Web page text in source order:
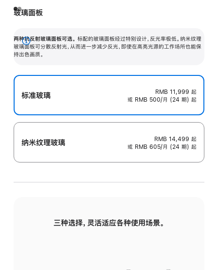
玻璃面板
两种抗反射玻璃面板可选。 标配的玻璃面板经过特别设计，反光率极低。纳米纹理
玻璃面板可分散反射光，从而进一步减少反光，即使在高亮光源的工作场所也能保
持出色画质。
展
开
标准玻璃 RMB 11,999 起
或 RMB 500/月 (24 期) 起
纳米纹理玻璃 RMB 14,499 起
或 RMB 605/月 (24 期) 起
三种选择，灵活适应各种使用场景。